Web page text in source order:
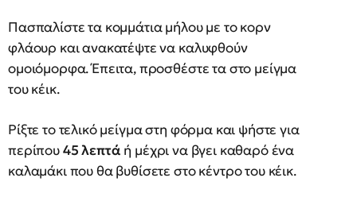
Πασπαλίστε τα κομμάτια μήλου με το κορν
φλάουρ και ανακατέψτε να καλυφθούν
ομοιόμορφα. Έπειτα, προσθέστε τα στο μείγμα
του κέικ.
Ρίξτε το τελικό μείγμα στη φόρμα και ψήστε για
περίπου45 λεπτά ή μέχρι να βγει καθαρό ένα
καλαμάκι που θα βυθίσετε στο κέντρο του κέικ.